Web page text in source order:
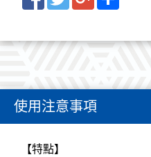
使用注意事項
【特點】